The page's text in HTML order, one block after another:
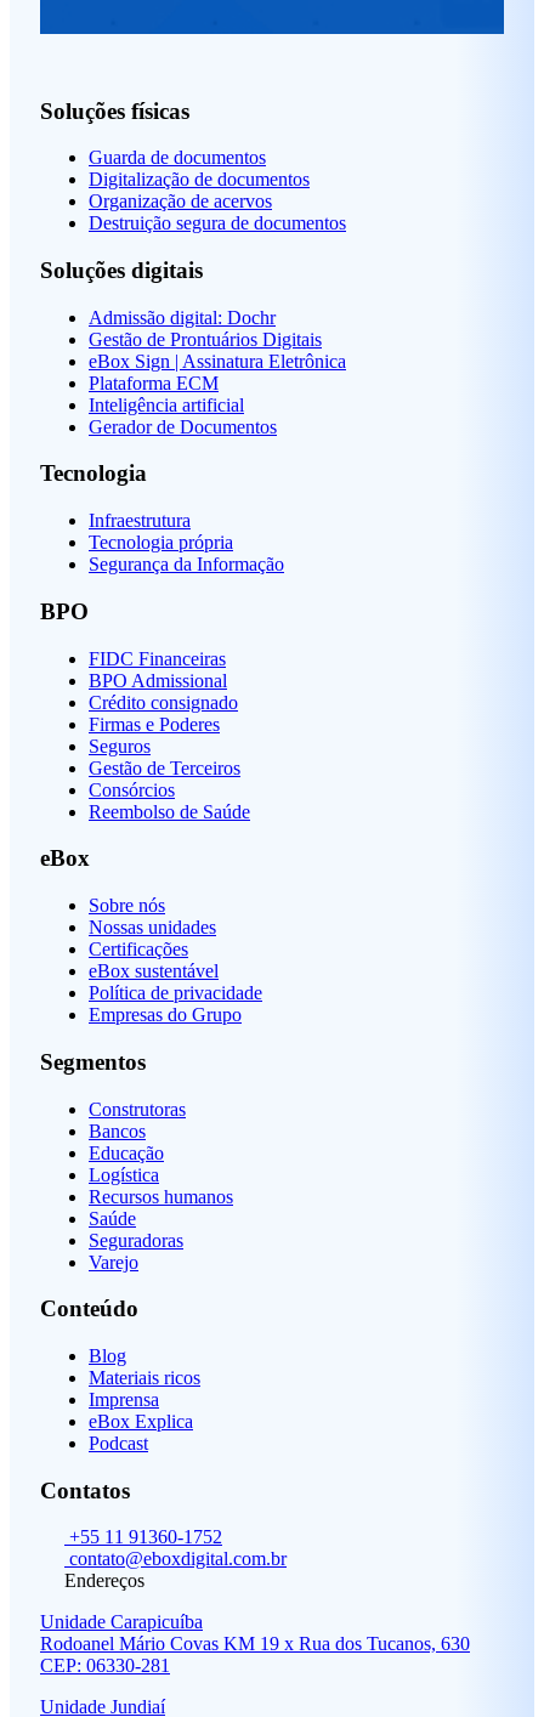
Soluções físicas
Guarda de documentos
Digitalização de documentos
Organização de acervos
Destruição segura de documentos
Soluções digitais
Admissão digital: Dochr
Gestão de Prontuários Digitais
eBox Sign | Assinatura Eletrônica
Plataforma ECM
Inteligência artificial
Gerador de Documentos
Tecnologia
Infraestrutura
Tecnologia própria
Segurança da Informação
BPO
FIDC Financeiras
BPO Admissional
Crédito consignado
Firmas e Poderes
Seguros
Gestão de Terceiros
Consórcios
Reembolso de Saúde
eBox
Sobre nós
Nossas unidades
Certificações
eBox sustentável
Política de privacidade
Empresas do Grupo
Segmentos
Construtoras
Bancos
Educação
Logística
Recursos humanos
Saúde
Seguradoras
Varejo
Conteúdo
Blog
Materiais ricos
Imprensa
eBox Explica
Podcast
Contatos
+55 11 91360-1752
contato@eboxdigital.com.br
Endereços
Unidade Carapicuíba
Rodoanel Mário Covas KM 19 x Rua dos Tucanos, 630
CEP: 06330-281
Unidade Jundiaí